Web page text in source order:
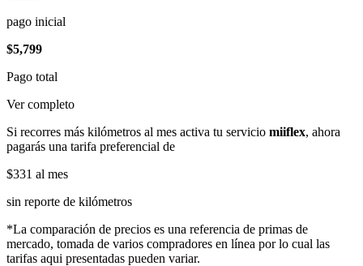
pago inicial
$5,799
Pago total
Ver completo
Si recorres más kilómetros al mes activa tu servicio miiflex, ahora
pagarás una tarifa preferencial de
$331 al mes
sin reporte de kilómetros
*La comparación de precios es una referencia de primas de
mercado, tomada de varios compradores en línea por lo cual las
tarifas aqui presentadas pueden variar.